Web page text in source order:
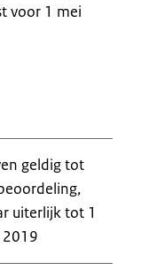
voor 1 mei
geldig tot
uiterlijk tot 1